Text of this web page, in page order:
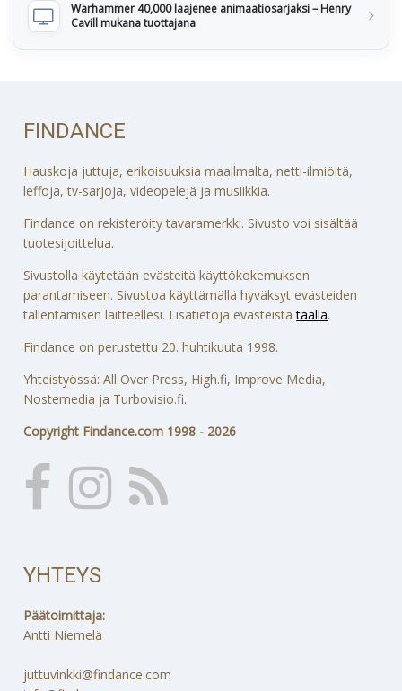
Warhammer 40,000 laajenee animaatiosarjaksi – Henry
Cavill mukana tuottajana
FINDANCE
Hauskoja juttuja, erikoisuuksia maailmalta, netti-ilmiöitä,
leffoja, tv-sarjoja, videopelejä ja musiikkia.
Findance on rekisteröity tavaramerkki. Sivusto voi sisältää
tuotesijoittelua.
Sivustolla käytetään evästeitä käyttökokemuksen
parantamiseen. Sivustoa käyttämällä hyväksyt evästeiden
tallentamisen laitteellesi. Lisätietoja evästeistätäällä.
Findance on perustettu 20. huhtikuuta 1998.
Yhteistyössä: All Over Press, High.fi, Improve Media,
Nostemedia ja Turbovisio.fi.
Copyright Findance.com 1998 - 2026
YHTEYS
Päätoimittaja:
Antti Niemelä
juttuvinkki@findance.com